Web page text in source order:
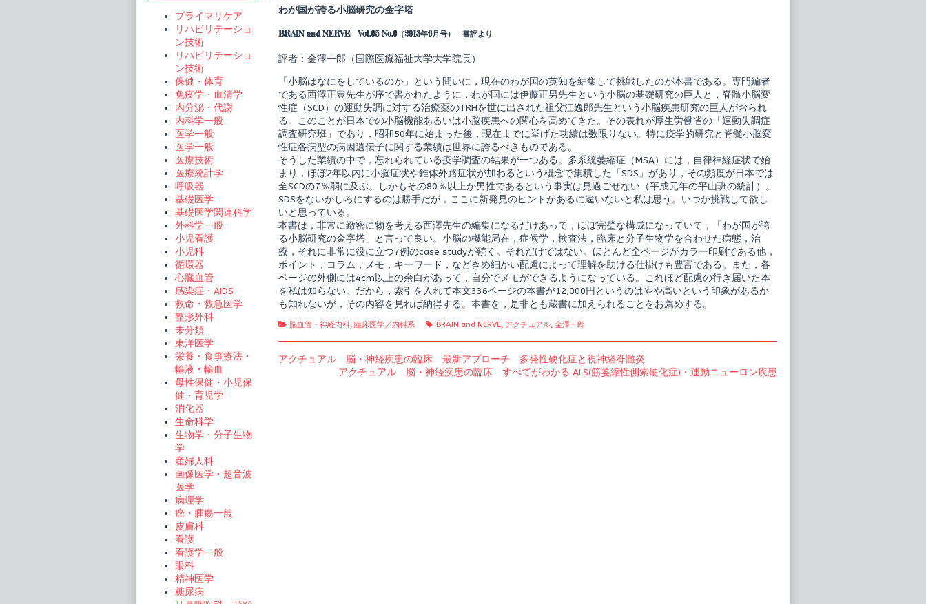
チ
ュ
ル
神
疾
患
の
臨
床
小
脳
と
運
動
調
published
on
posts
by
author
ア
チ
ュ
ア
ル
脳・
神
経
疾
患
の
床
小
脳
運
動
失
調,
わが国が誇る小脳研究の金字塔
BRAIN and NERVE Vol.65 No.6（2013年6月号） 書評より
評者：金澤一郎（国際医療福祉大学大学院長）
「小脳はなにをしているのか」という問いに，現在のわが国の英知を結集して挑戦したのが本書である。専門編者
である西澤正豊先生が序で書かれたように，わが国には伊藤正男先生という小脳の基礎研究の巨人と，脊髄小脳変
性症（SCD）の運動失調に対する治療薬のTRHを世に出された祖父江逸郎先生という小脳疾患研究の巨人がおられ
る。このことが日本での小脳機能あるいは小脳疾患への関心を高めてきた。その表れが厚生労働省の「運動失調症
調査研究班」であり，昭和50年に始まった後，現在までに挙げた功績は数限りない。特に疫学的研究と脊髄小脳変
性症各病型の病因遺伝子に関する業績は世界に誇るべきものである。
そうした業績の中で，忘れられている疫学調査の結果が一つある。多系統萎縮症（MSA）には，自律神経症状で始
まり，ほぼ2年以内に小脳症状や錐体外路症状が加わるという概念で集積した「SDS」があり，その頻度が日本では
全SCDの7％弱に及ぶ。しかもその80％以上が男性であるという事実は見過ごせない（平成元年の平山班の統計）。
SDSをないがしろにするのは勝手だが，ここに新発見のヒントがあるに違いないと私は思う。いつか挑戦して欲し
いと思っている。
本書は，非常に緻密に物を考える西澤先生の編集になるだけあって，ほぼ完璧な構成になっていて，「わが国が誇
る小脳研究の金字塔」と言って良い。小脳の機能局在，症候学，検査法，臨床と分子生物学を合わせた病態，治
療，それに非常に役に立つ7例のcase studyが続く。それだけではない。ほとんど全ページがカラー印刷である他，
ポイント，コラム，メモ，キーワード，などきめ細かい配慮によって理解を助ける仕掛けも豊富である。また，各
ページの外側には4cm以上の余白があって，自分でメモができるようになっている。これほど配慮の行き届いた本
を私は知らない。だから，索引を入れて本文336ページの本書が12,000円というのはやや高いという印象があるか
も知れないが，その内容を見れば納得する。本書を，是非とも蔵書に加えられることをお薦めする。
Categories
脳血管・神経内科, 臨床医学／内科系 Tags
BRAIN and NERVE, アクチュアル,金澤一郎
投
Previous
アクチュアル 脳・神経疾患の臨床 最新アプローチ 多発性硬化症と視神経脊髄炎
Next
アクチュアル 脳・神経疾患の臨床 すべてがわかる ALS(筋萎縮性側索硬化症)・運動ニューロン疾患
プライマリケア
リハビリテーショ
ン技術
リハビリテーショ
ン技術
保健・体育
免疫学・血清学
内分泌・代謝
内科学一般
医学一般
医学一般
医療技術
医療統計学
呼吸器
基礎医学
基礎医学関連科学
外科学一般
小児看護
小児科
循環器
心臓血管
感染症・AIDS
救命・救急医学
整形外科
未分類
東洋医学
栄養・食事療法・
輸液・輸血
母性保健・小児保
健・育児学
消化器
生命科学
生物学・分子生物
学
産婦人科
画像医学・超音波
医学
病理学
癌・腫瘍一般
皮膚科
看護
看護学一般
眼科
精神医学
糖尿病